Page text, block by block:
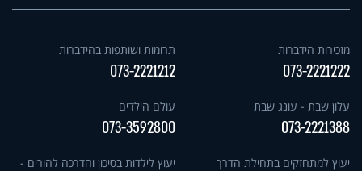
מזכירות הידברות
073-2221222
תרומות ושותפות בהידברות
073-2221212
עלון שבת - עונג שבת
073-2221388
עולם הילדים
073-3592800
יעוץ למתחזקים בתחילת הדרך
יעוץ לילדות בסיכון והדרכה להורים -